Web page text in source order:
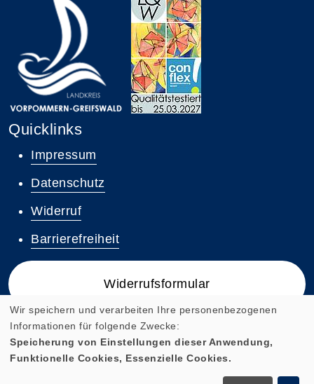
Quicklinks
Impressum
Datenschutz
Widerruf
Barrierefreiheit
Widerrufsformular
Cookie Einstellungen
Wir speichern und verarbeiten Ihre personenbezogenen
Informationen für folgende Zwecke:
Speicherung von Einstellungen dieser Anwendung,
Funktionelle Cookies, Essenzielle Cookies.